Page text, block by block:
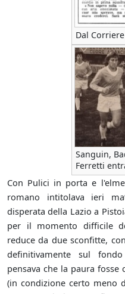
Dal
Sanguin,
Ferretti
Con Pulici in porta e
romano intitolava ieri
disperata della Lazio a
per il momento difficile
reduce da due sconfitte,
definitivamente sul
pensava che la paura fosse
(in condizione certo meno